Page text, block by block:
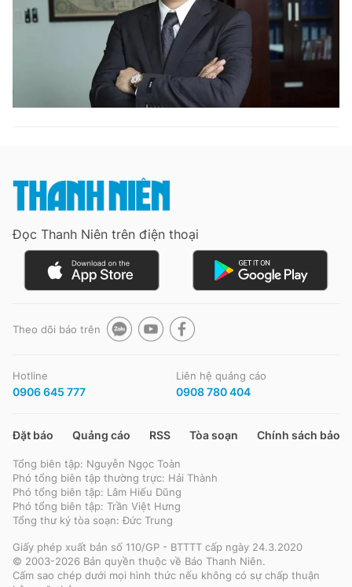
Magazine
Sản phẩm khác
Đọc Thanh Niên trên điện thoại
Hotline Liên hệ quảng cáo
Đặt báo Quảng cáo RSS
Tổng biên tập: Nguyễn Ngọc Toàn
Phó tổng biên tập: Lâm Hiếu Dũng
Phó tổng biên tập: Trần Việt Hưng
Tổng thư ký tòa soạn: Đức Trung
Đọc Thanh Niên trên điện thoại
Theo dõi báo trên
Hotline
0906 645 777
Liên hệ quảng cáo
0908 780 404
Đặt báo Quảng cáo RSS Tòa soạn Chính sách bảo
Tổng biên tập: Nguyễn Ngọc Toàn
Phó tổng biên tập thường trực: Hải Thành
Phó tổng biên tập: Lâm Hiếu Dũng
Phó tổng biên tập: Trần Việt Hưng
Tổng thư ký tòa soạn: Đức Trung
Giấy phép xuất bản số 110/GP - BTTTT cấp ngày 24.3.2020
© 2003-2026 Bản quyền thuộc về Báo Thanh Niên.
Cấm sao chép dưới mọi hình thức nếu không có sự chấp thuận